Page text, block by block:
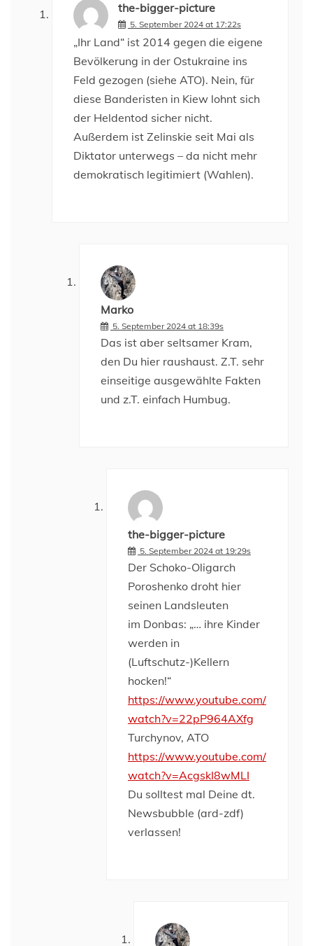
the-bigger-picture
5. September 2024 at 17:22s
„Ihr Land“ ist 2014 gegen die eigene
Bevölkerung in der Ostukraine ins
Feld gezogen (siehe ATO). Nein, für
diese Banderisten in Kiew lohnt sich
der Heldentod sicher nicht.
Außerdem ist Zelinskie seit Mai als
Diktator unterwegs – da nicht mehr
demokratisch legitimiert (Wahlen).
Marko
5. September 2024 at 18:39s
Das ist aber seltsamer Kram,
den Du hier raushaust. Z.T. sehr
einseitige ausgewählte Fakten
und z.T. einfach Humbug.
the-bigger-picture
5. September 2024 at 19:29s
Der Schoko-Oligarch
Poroshenko droht hier
seinen Landsleuten
im Donbas: „… ihre Kinder
werden in
(Luftschutz-)Kellern
hocken!“
https://www.youtube.com/
watch?v=22pP964AXfg
Turchynov, ATO
https://www.youtube.com/
watch?v=AcgskI8wMLI
Du solltest mal Deine dt.
Newsbubble (ard-zdf)
verlassen!